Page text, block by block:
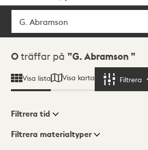
Sök
Sökresultat
0 träffar på G. Abramson
Visa lista Visa karta Filtrera
Visningsläge
Filtrera tid
Filtrera materialtyper